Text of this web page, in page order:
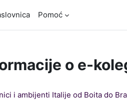
Pomoć
o e-
i ambijenti Italije od Boita do